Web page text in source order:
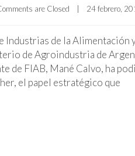
are Closed 24 febrero,
Industrias de la
de Agroindustria de
de FIAB, Mané Calvo, ha
el papel estratégico que